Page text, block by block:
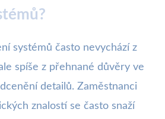
systémů často nevychází z
spíše z přehnané důvěry ve
detailů. Zaměstnanci
znalostí se často snaží